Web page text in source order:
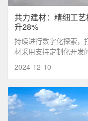
共力建材：精细工
升28%
持续进行数字化探索，
材采用支持定制化开发
2024-12-10